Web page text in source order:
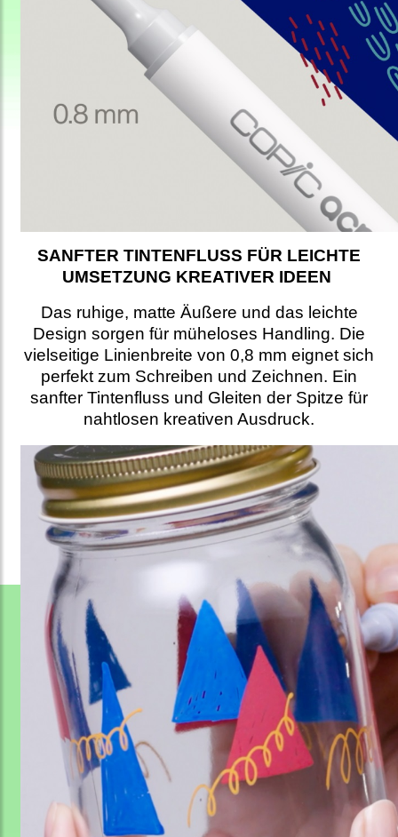
SANFTER TINTENFLUSS FÜR LEICHTE
UMSETZUNG KREATIVER IDEEN
Das ruhige, matte Äußere und das leichte
Design sorgen für müheloses Handling. Die
vielseitige Linienbreite von 0,8 mm eignet sich
perfekt zum Schreiben und Zeichnen. Ein
sanfter Tintenfluss und Gleiten der Spitze für
nahtlosen kreativen Ausdruck.